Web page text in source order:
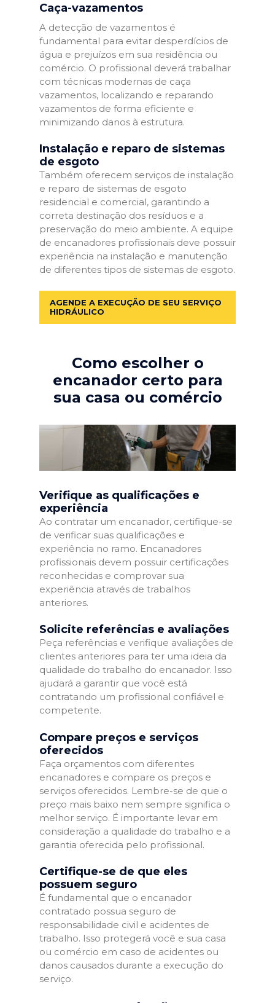
Caça-vazamentos
A detecção de vazamentos é
fundamental para evitar desperdícios de
água e prejuízos em sua residência ou
comércio. O profissional deverá trabalhar
com técnicas modernas de caça
vazamentos, localizando e reparando
vazamentos de forma eficiente e
minimizando danos à estrutura.
Instalação e reparo de sistemas
de esgoto
Também oferecem serviços de instalação
e reparo de sistemas de esgoto
residencial e comercial, garantindo a
correta destinação dos resíduos e a
preservação do meio ambiente. A equipe
de encanadores profissionais deve possuir
experiência na instalação e manutenção
de diferentes tipos de sistemas de esgoto.
AGENDE A EXECUÇÃO DE SEU SERVIÇO
HIDRÁULICO
Como escolher o
encanador certo para
sua casa ou comércio
Verifique as qualificações e
experiência
Ao contratar um encanador, certifique-se
de verificar suas qualificações e
experiência no ramo. Encanadores
profissionais devem possuir certificações
reconhecidas e comprovar sua
experiência através de trabalhos
anteriores.
Solicite referências e avaliações
Peça referências e verifique avaliações de
clientes anteriores para ter uma ideia da
qualidade do trabalho do encanador. Isso
ajudará a garantir que você está
contratando um profissional confiável e
competente.
Compare preços e serviços
oferecidos
Faça orçamentos com diferentes
encanadores e compare os preços e
serviços oferecidos. Lembre-se de que o
preço mais baixo nem sempre significa o
melhor serviço. É importante levar em
consideração a qualidade do trabalho e a
garantia oferecida pelo profissional.
Certifique-se de que eles
possuem seguro
É fundamental que o encanador
contratado possua seguro de
responsabilidade civil e acidentes de
trabalho. Isso protegerá você e sua casa
ou comércio em caso de acidentes ou
danos causados durante a execução do
serviço.